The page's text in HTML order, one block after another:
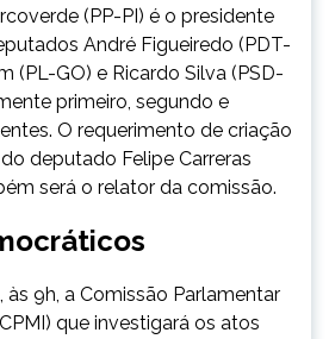
(PP-PI) é o presidente
André Figueiredo (PDT-
(PL-GO) e Ricardo Silva (PSD-
primeiro, segundo e
O requerimento de criação
deputado Felipe Carreras
será o relator da comissão.
às 9h, a Comissão Parlamentar
que investigará os atos